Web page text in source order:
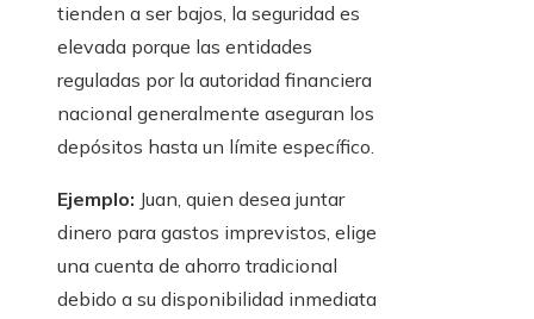
tienden a ser bajos, la seguridad es
elevada porque las entidades
reguladas por la autoridad financiera
nacional generalmente aseguran los
depósitos hasta un límite específico.
Ejemplo: Juan, quien desea juntar
dinero para gastos imprevistos, elige
una cuenta de ahorro tradicional
debido a su disponibilidad inmediata